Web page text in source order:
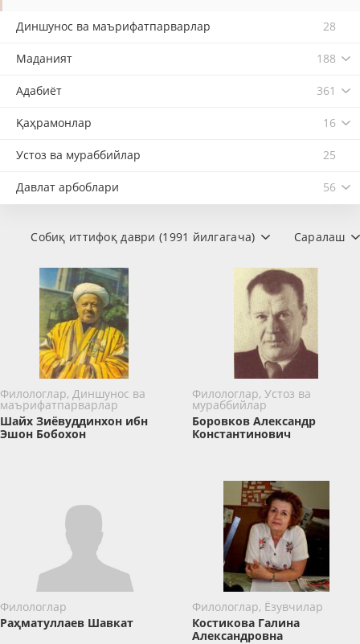
Диншунос ва маърифатпарварлар 28
Маданият 188
Адабиёт 361
Қаҳрамонлар 16
Устоз ва мураббийлар 25
Давлат арбоблари 56
Саралаш
Собиқ иттифоқ даври (1991 йилгагача)
Филологлар, Диншунос ва
маърифатпарварлар
Шайх Зиёвуддинхон ибн
Эшон Бобохон
Филологлар, Устоз ва
мураббийлар
Боровков Александр
Константинович
Филологлар
Раҳматуллаев Шавкат
Филологлар, Ёзувчилар
Костикова Галина
Александровна